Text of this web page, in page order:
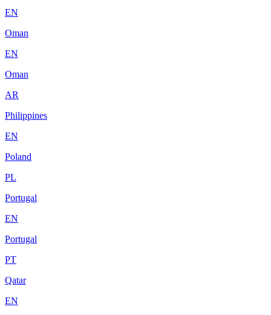
EN
Oman
EN
Oman
AR
Philippines
EN
Poland
PL
Portugal
EN
Portugal
PT
Qatar
EN